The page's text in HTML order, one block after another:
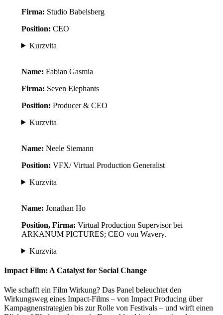
Firma: Studio Babelsberg
Position: CEO
Kurzvita
Name: Fabian Gasmia
Firma: Seven Elephants
Position: Producer & CEO
Kurzvita
Name: Neele Siemann
Position: VFX/ Virtual Production Generalist
Kurzvita
Name: Jonathan Ho
Position, Firma: Virtual Production Supervisor bei
ARKANUM PICTURES; CEO von Wavery.
Kurzvita
Impact Film: A Catalyst for Social Change
Wie schafft ein Film Wirkung? Das Panel beleuchtet den
Wirkungsweg eines Impact-Films – von Impact Producing über
Kampagnenstrategien bis zur Rolle von Festivals – und wirft einen